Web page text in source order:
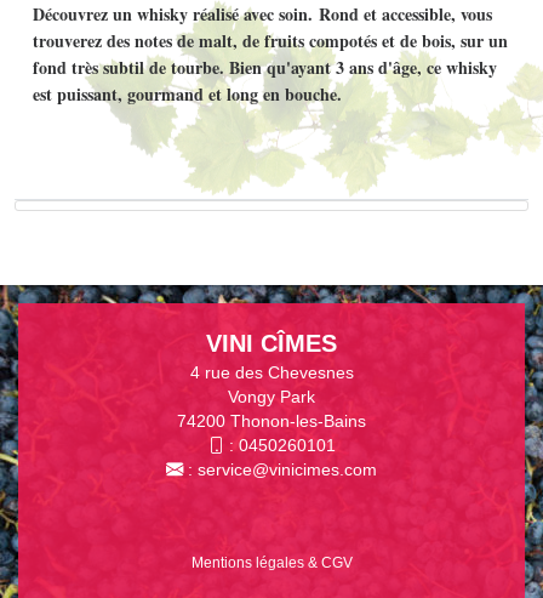
Découvrez un whisky réalisé avec soin. Rond et accessible, vous
trouverez des notes de malt, de fruits compotés et de bois, sur un
fond très subtil de tourbe. Bien qu'ayant 3 ans d'âge, ce whisky
est puissant, gourmand et long en bouche.
VINI CÎMES
4 rue des Chevesnes
Vongy Park
74200 Thonon-les-Bains
: 0450260101
: service@vinicimes.com
Mentions légales & CGV